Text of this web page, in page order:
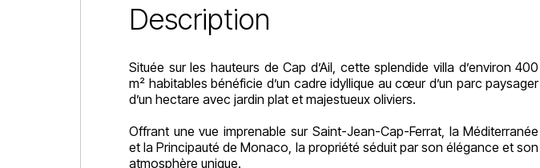
Description
Située sur les hauteurs de Cap d’Ail, cette splendide villa d’environ 400
m² habitables bénéficie d’un cadre idyllique au cœur d’un parc paysager
d’un hectare avec jardin plat et majestueux oliviers.
Offrant une vue imprenable sur Saint-Jean-Cap-Ferrat, la Méditerranée
et la Principauté de Monaco, la propriété séduit par son élégance et son
atmosphère unique.